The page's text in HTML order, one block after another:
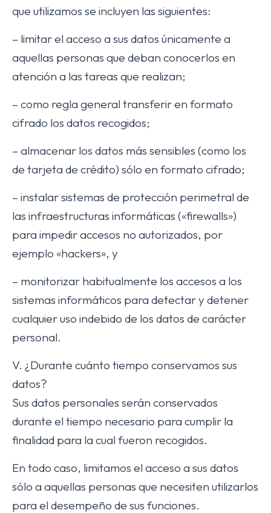
que utilizamos se incluyen las siguientes:
– limitar el acceso a sus datos únicamente a
aquellas personas que deban conocerlos en
atención a las tareas que realizan;
– como regla general transferir en formato
cifrado los datos recogidos;
– almacenar los datos más sensibles (como los
de tarjeta de crédito) sólo en formato cifrado;
– instalar sistemas de protección perimetral de
las infraestructuras informáticas («firewalls»)
para impedir accesos no autorizados, por
ejemplo «hackers», y
– monitorizar habitualmente los accesos a los
sistemas informáticos para detectar y detener
cualquier uso indebido de los datos de carácter
personal.
V. ¿Durante cuánto tiempo conservamos sus
datos?
Sus datos personales serán conservados
durante el tiempo necesario para cumplir la
finalidad para la cual fueron recogidos.
En todo caso, limitamos el acceso a sus datos
sólo a aquellas personas que necesiten utilizarlos
para el desempeño de sus funciones.